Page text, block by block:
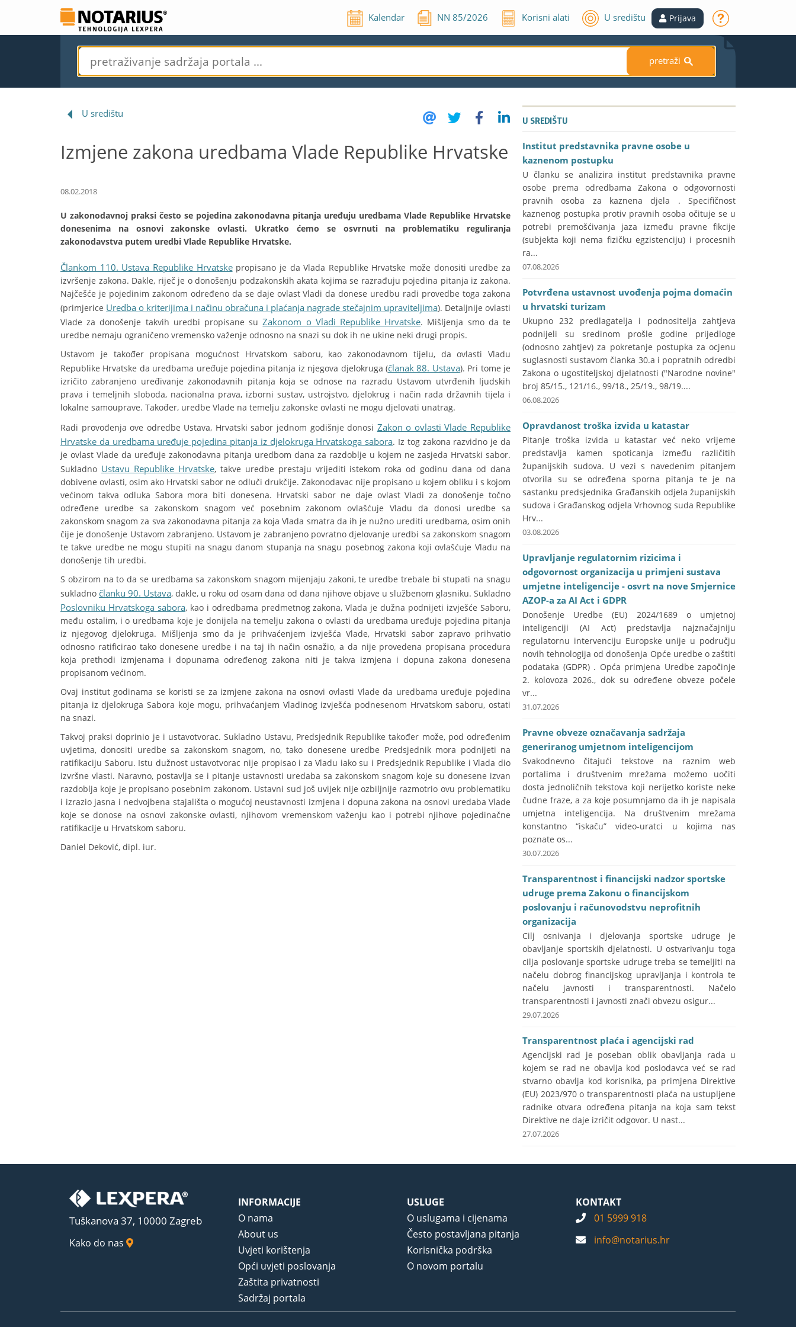
Kalendar NN85/2026 Korisni alati U središtu Prijava
pretraži S
U središtu
Izmjene zakona uredbama Vlade Republike Hrvatske
08.02.2018
U zakonodavnoj praksi često se pojedina zakonodavna pitanja uređuju uredbama Vlade Republike Hrvatske
donesenima na osnovi zakonske ovlasti. Ukratko ćemo se osvrnuti na problematiku reguliranja
zakonodavstva putem uredbi Vlade Republike Hrvatske.
Člankom 110. Ustava Republike Hrvatskepropisano je da Vlada Republike Hrvatske može donositi uredbe za
izvršenje zakona. Dakle, riječ je o donošenju podzakonskih akata kojima se razrađuju pojedina pitanja iz zakona.
Najčešće je pojedinim zakonom određeno da se daje ovlast Vladi da donese uredbu radi provedbe toga zakona
(primjerice Uredba o kriterijima i načinu obračuna i plaćanja nagrade stečajnim upraviteljima). Detaljnije ovlasti
Vlade za donošenje takvih uredbi propisane suZakonom o Vladi Republike Hrvatske. Mišljenja smo da te
uredbe nemaju ograničeno vremensko važenje odnosno na snazi su dok ih ne ukine neki drugi propis.
Ustavom je također propisana mogućnost Hrvatskom saboru, kao zakonodavnom tijelu, da ovlasti Vladu
Republike Hrvatske da uredbama uređuje pojedina pitanja iz njegova djelokruga (članak 88. Ustava). Pri tome je
izričito zabranjeno uređivanje zakonodavnih pitanja koja se odnose na razradu Ustavom utvrđenih ljudskih
prava i temeljnih sloboda, nacionalna prava, izborni sustav, ustrojstvo, djelokrug i način rada državnih tijela i
lokalne samouprave. Također, uredbe Vlade na temelju zakonske ovlasti ne mogu djelovati unatrag.
Radi provođenja ove odredbe Ustava, Hrvatski sabor jednom godišnje donosi Zakon o ovlasti Vlade Republike
Hrvatske da uredbama uređuje pojedina pitanja iz djelokruga Hrvatskoga sabora. Iz tog zakona razvidno je da
je ovlast Vlade da uređuje zakonodavna pitanja uredbom dana za razdoblje u kojem ne zasjeda Hrvatski sabor.
Sukladno Ustavu Republike Hrvatske, takve uredbe prestaju vrijediti istekom roka od godinu dana od dana
dobivene ovlasti, osim ako Hrvatski sabor ne odluči drukčije. Zakonodavac nije propisano u kojem obliku i s kojom
većinom takva odluka Sabora mora biti donesena. Hrvatski sabor ne daje ovlast Vladi za donošenje točno
određene uredbe sa zakonskom snagom već posebnim zakonom ovlašćuje Vladu da donosi uredbe sa
zakonskom snagom za sva zakonodavna pitanja za koja Vlada smatra da ih je nužno urediti uredbama, osim onih
čije je donošenje Ustavom zabranjeno. Ustavom je zabranjeno povratno djelovanje uredbi sa zakonskom snagom
te takve uredbe ne mogu stupiti na snagu danom stupanja na snagu posebnog zakona koji ovlašćuje Vladu na
donošenje tih uredbi.
S obzirom na to da se uredbama sa zakonskom snagom mijenjaju zakoni, te uredbe trebale bi stupati na snagu
sukladno članku 90. Ustava, dakle, u roku od osam dana od dana njihove objave u službenom glasniku. Sukladno
Poslovniku Hrvatskoga sabora, kao i odredbama predmetnog zakona, Vlada je dužna podnijeti izvješće Saboru,
među ostalim, i o uredbama koje je donijela na temelju zakona o ovlasti da uredbama uređuje pojedina pitanja
iz njegovog djelokruga. Mišljenja smo da je prihvaćenjem izvješća Vlade, Hrvatski sabor zapravo prihvatio
odnosno ratificirao tako donesene uredbe i na taj ih način osnažio, a da nije provedena propisana procedura
koja prethodi izmjenama i dopunama određenog zakona niti je takva izmjena i dopuna zakona donesena
propisanom većinom.
Ovaj institut godinama se koristi se za izmjene zakona na osnovi ovlasti Vlade da uredbama uređuje pojedina
pitanja iz djelokruga Sabora koje mogu, prihvaćanjem Vladinog izvješća podnesenom Hrvatskom saboru, ostati
na snazi.
Takvoj praksi doprinio je i ustavotvorac. Sukladno Ustavu, Predsjednik Republike također može, pod određenim
uvjetima, donositi uredbe sa zakonskom snagom, no, tako donesene uredbe Predsjednik mora podnijeti na
ratifikaciju Saboru. Istu dužnost ustavotvorac nije propisao i za Vladu iako su i Predsjednik Republike i Vlada dio
izvršne vlasti. Naravno, postavlja se i pitanje ustavnosti uredaba sa zakonskom snagom koje su donesene izvan
razdoblja koje je propisano posebnim zakonom. Ustavni sud još uvijek nije ozbiljnije razmotrio ovu problematiku
i izrazio jasna i nedvojbena stajališta o mogućoj neustavnosti izmjena i dopuna zakona na osnovi uredaba Vlade
koje se donose na osnovi zakonske ovlasti, njihovom vremenskom važenju kao i potrebi njihove pojedinačne
ratifikacije u Hrvatskom saboru.
Daniel Deković, dipl. iur.
U SREDIŠTU
Institut predstavnika pravne osobe u
kaznenom postupku
U članku se analizira institut predstavnika pravne
osobe prema odredbama Zakona o odgovornosti
pravnih osoba za kaznena djela . Specifičnost
kaznenog postupka protiv pravnih osoba očituje se u
potrebi premošćivanja jaza između pravne fikcije
(subjekta koji nema fizičku egzistenciju) i procesnih
ra...
07.08.2026
Potvrđena ustavnost uvođenja pojma domaćin
u hrvatski turizam
Ukupno 232 predlagatelja i podnositelja zahtjeva
podnijeli su sredinom prošle godine prijedloge
(odnosno zahtjev) za pokretanje postupka za ocjenu
suglasnosti sustavom članka 30.a i popratnih odredbi
Zakona o ugostiteljskoj djelatnosti ("Narodne novine"
broj 85/15., 121/16., 99/18., 25/19., 98/19....
06.08.2026
Opravdanost troška izvida u katastar
Pitanje troška izvida u katastar već neko vrijeme
predstavlja kamen spoticanja između različitih
županijskih sudova. U vezi s navedenim pitanjem
otvorila su se određena sporna pitanja te je na
sastanku predsjednika Građanskih odjela županijskih
sudova i Građanskog odjela Vrhovnog suda Republike
Hrv...
03.08.2026
Upravljanje regulatornim rizicima i
odgovornost organizacija u primjeni sustava
umjetne inteligencije - osvrt na nove Smjernice
AZOP-a za AI Act i GDPR
Donošenje Uredbe (EU) 2024/1689 o umjetnoj
inteligenciji (AI Act) predstavlja najznačajniju
regulatornu intervenciju Europske unije u području
novih tehnologija od donošenja Opće uredbe o zaštiti
podataka (GDPR) . Opća primjena Uredbe započinje
2. kolovoza 2026., dok su određene obveze počele
vr...
31.07.2026
Pravne obveze označavanja sadržaja
generiranog umjetnom inteligencijom
Svakodnevno čitajući tekstove na raznim web
portalima i društvenim mrežama možemo uočiti
dosta jednoličnih tekstova koji nerijetko koriste neke
čudne fraze, a za koje posumnjamo da ih je napisala
umjetna inteligencija. Na društvenim mrežama
konstantno “iskaču” video-uratci u kojima nas
poznate os...
30.07.2026
Transparentnost i financijski nadzor sportske
udruge prema Zakonu o financijskom
poslovanju i računovodstvu neprofitnih
organizacija
Cilj osnivanja i djelovanja sportske udruge je
obavljanje sportskih djelatnosti. U ostvarivanju toga
cilja poslovanje sportske udruge treba se temeljiti na
načelu dobrog financijskog upravljanja i kontrola te
načelu javnosti i transparentnosti. Načelo
transparentnosti i javnosti znači obvezu osigur...
29.07.2026
Transparentnost plaća i agencijski rad
Agencijski rad je poseban oblik obavljanja rada u
kojem se rad ne obavlja kod poslodavca već se rad
stvarno obavlja kod korisnika, pa primjena Direktive
(EU) 2023/970 o transparentnosti plaća na ustupljene
radnike otvara određena pitanja na koja sam tekst
Direktive ne daje izričit odgovor. U nast...
27.07.2026
Tuškanova 37, 10000 Zagreb
Kako do nas
INFORMACIJE
O nama
About us
Uvjeti korištenja
Opći uvjeti poslovanja
Zaštita privatnosti
Sadržaj portala
USLUGE
O uslugama i cijenama
Često postavljana pitanja
Korisnička podrška
O novom portalu
KONTAKT
01 5999 918
info@notarius.hr